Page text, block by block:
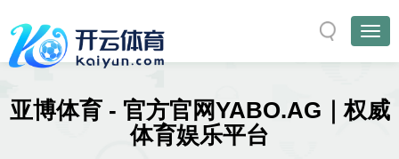
亚博体育 - 官方官网YABO.AG｜权威
体育娱乐平台